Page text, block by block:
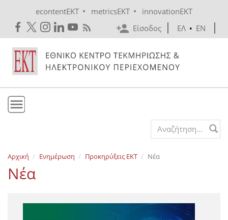
econtentEKT • metricsEKT •
innovationEKT
Είσοδος
ΕΛ • EN
Εκδόσεις
Ενημέρωση
Search form
Αρχική Ενημέρωση Προκηρύξεις EKT Νέα
Νέα